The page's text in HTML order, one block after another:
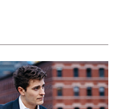
de Accademia
Filharmonisch Orkest en